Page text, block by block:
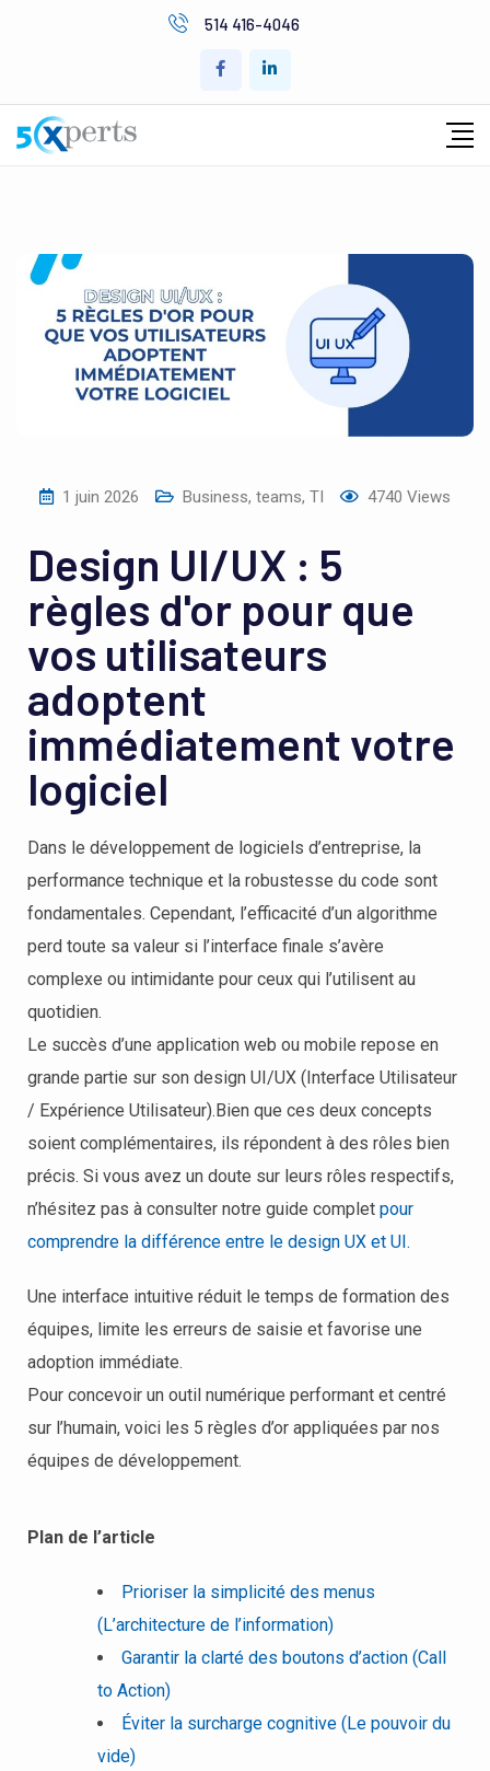
514 416-4046
1 juin 2026 Business, teams, TI 4740 Views
Design UI/UX : 5
règles d'or pour que
vos utilisateurs
adoptent
immédiatement votre
logiciel
Dans le développement de logiciels d’entreprise, la
performance technique et la robustesse du code sont
fondamentales. Cependant, l’efficacité d’un algorithme
perd toute sa valeur si l’interface finale s’avère
complexe ou intimidante pour ceux qui l’utilisent au
quotidien.
Le succès d’une application web ou mobile repose en
grande partie sur son design UI/UX (Interface Utilisateur
/ Expérience Utilisateur).Bien que ces deux concepts
soient complémentaires, ils répondent à des rôles bien
précis. Si vous avez un doute sur leurs rôles respectifs,
n’hésitez pas à consulter notre guide complet pour
comprendre la différence entre le design UX et UI.
Une interface intuitive réduit le temps de formation des
équipes, limite les erreurs de saisie et favorise une
adoption immédiate.
Pour concevoir un outil numérique performant et centré
sur l’humain, voici les 5 règles d’or appliquées par nos
équipes de développement.
Plan de l’article
Prioriser la simplicité des menus
(L’architecture de l’information)
Garantir la clarté des boutons d’action (Call
to Action)
Éviter la surcharge cognitive (Le pouvoir du
vide)